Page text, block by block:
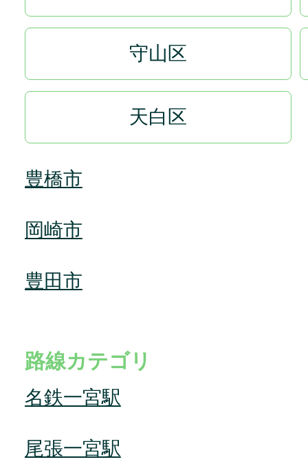
守山区
天白区
豊橋市
岡崎市
豊田市
路線カテゴリ
名鉄一宮駅
尾張一宮駅